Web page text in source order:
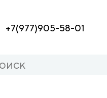
+7(977)905-58-01